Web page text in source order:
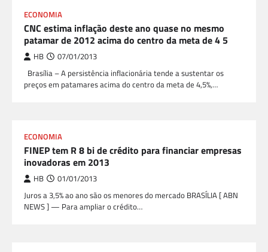
ECONOMIA
CNC estima inflação deste ano quase no mesmo
patamar de 2012 acima do centro da meta de 4 5
HB 07/01/2013
Brasília – A persistência inflacionária tende a sustentar os
preços em patamares acima do centro da meta de 4,5%,…
ECONOMIA
FINEP tem R 8 bi de crédito para financiar empresas
inovadoras em 2013
HB 01/01/2013
Juros a 3,5% ao ano são os menores do mercado BRASÍLIA [ ABN
NEWS ] — Para ampliar o crédito…